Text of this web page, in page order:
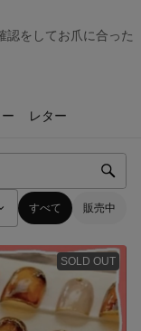
認をしてお爪に合った
レター
すべて 販売中
SOLD OUT